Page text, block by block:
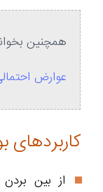
همچنین
عوارض
کاربردهای
از بین